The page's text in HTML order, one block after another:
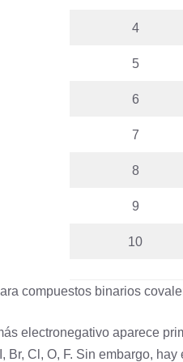
4
5
6
7
8
9
10
compuestos binarios
electronegativo aparece
Br, Cl, O, F. Sin embargo,